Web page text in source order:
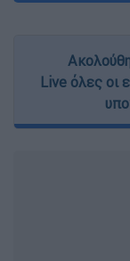
Live όλες οι